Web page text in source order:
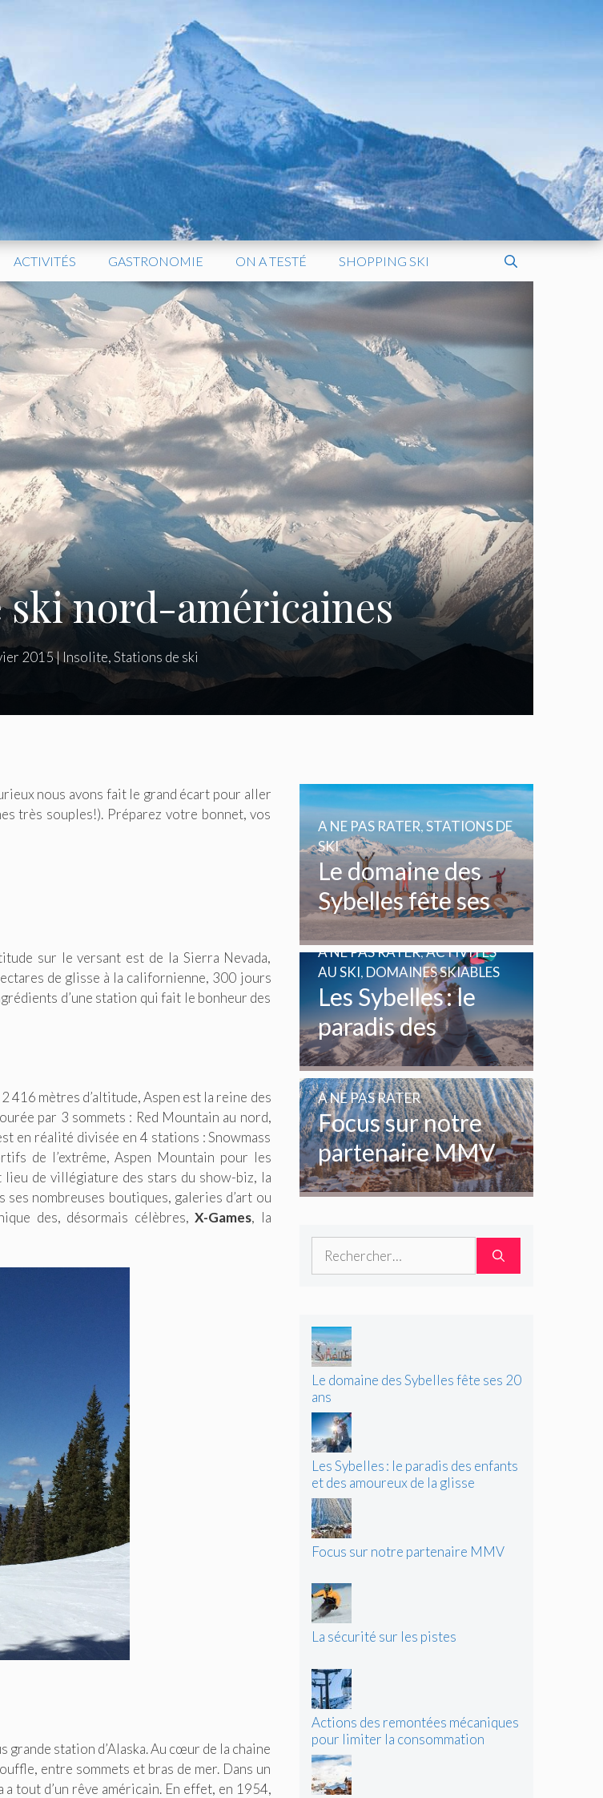
ACTIVITÉS GASTRONOMIE ON A TESTÉ SHOPPING SKI
ski nord-américaines
2015|Insolite,Stations de ski
nous avons fait le grand écart pour aller
très souples!). Préparez votre bonnet, vos
sur le versant est de la Sierra Nevada,
de glisse à la californienne, 300 jours
d’une station qui fait le bonheur des
416 mètres d’altitude, Aspen est la reine des
par 3 sommets : Red Mountain au nord,
en réalité divisée en 4 stations : Snowmass
de l’extrême, Aspen Mountain pour les
de villégiature des stars du show-biz, la
nombreuses boutiques, galeries d’art ou
des, désormais célèbres,X-Games, la
grande station d’Alaska. Au cœur de la chaine
entre sommets et bras de mer. Dans un
a tout d’un rêve américain. En effet, en 1954,
Le domaine des
Sybelles fête ses
20 ans
A NE PAS RATER,STATIONS DE
SKI
Les Sybelles : le
paradis des
enfants et des
amoureux de la
glisse
A NE PAS RATER,ACTIVITÉS
AU SKI, DOMAINES SKIABLES
Focus sur notre
partenaire MMV
A NE PAS RATER
Le domaine des Sybelles fête ses 20
ans
Les Sybelles : le paradis des enfants
et des amoureux de la glisse
Focus sur notre partenaire MMV
La sécurité sur les pistes
Actions des remontées mécaniques
pour limiter la consommation
d’énergie